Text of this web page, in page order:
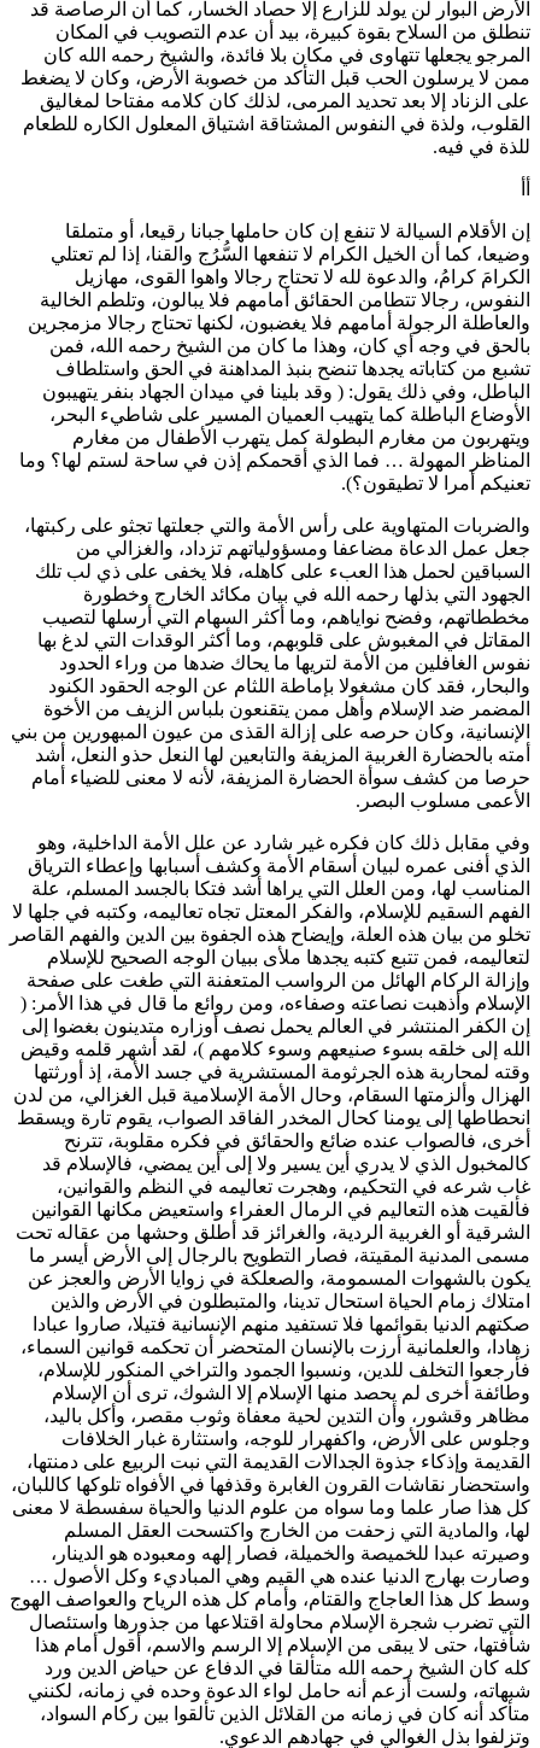
الأرض البوار لن يولد للزارع إلا حصاد الخسار، كما أن الرصاصة قد
تنطلق من السلاح بقوة كبيرة، بيد أن عدم التصويب في المكان
المرجو يجعلها تتهاوى في مكان بلا فائدة، والشيخ رحمه الله كان
ممن لا يرسلون الحب قبل التأكد من خصوبة الأرض، وكان لا يضغط
على الزناد إلا بعد تحديد المرمى، لذلك كان كلامه مفتاحا لمغاليق
القلوب، ولذة في النفوس المشتاقة اشتياق المعلول الكاره للطعام
للذة في فيه.
إن الأقلام السيالة لا تنفع إن كان حاملها جبانا رقيعا، أو متملقا
وضيعا، كما أن الخيل الكرام لا تنفعها السُّرُج والقنا، إذا لم تعتلي
الكرامَ كرامُ، والدعوة لله لا تحتاج رجالا واهوا القوى، مهازيل
النفوس، رجالا تتطامن الحقائق أمامهم فلا يبالون، وتلطم الخالية
والعاطلة الرجولة أمامهم فلا يغضبون، لكنها تحتاج رجالا مزمجرين
بالحق في وجه أي كان، وهذا ما كان من الشيخ رحمه الله، فمن
تشبع من كتاباته يجدها تنضح بنبذ المداهنة في الحق واستلطاف
الباطل، وفي ذلك يقول: ( وقد بلينا في ميدان الجهاد بنفر يتهيبون
الأوضاع الباطلة كما يتهيب العميان المسير على شاطيء البحر،
ويتهربون من مغارم البطولة كمل يتهرب الأطفال من مغارم
المناظر المهولة … فما الذي أقحمكم إذن في ساحة لستم لها؟ وما
تعنيكم أمرا لا تطيقون؟).
والضربات المتهاوية على رأس الأمة والتي جعلتها تجثو على ركبتها،
جعل عمل الدعاة مضاعفا ومسؤولياتهم تزداد، والغزالي من
السباقين لحمل هذا العبء على كاهله، فلا يخفى على ذي لب تلك
الجهود التي بذلها رحمه الله في بيان مكائد الخارج وخطورة
مخططاتهم، وفضح نواياهم، وما أكثر السهام التي أرسلها لتصيب
المقاتل في المغبوش على قلوبهم، وما أكثر الوقدات التي لدغ بها
نفوس الغافلين من الأمة لتريها ما يحاك ضدها من وراء الحدود
والبحار، فقد كان مشغولا بإماطة اللثام عن الوجه الحقود الكنود
المضمر ضد الإسلام وأهل ممن يتقنعون بلباس الزيف من الأخوة
الإنسانية، وكان حرصه على إزالة القذى من عيون المبهورين من بني
أمته بالحضارة الغربية المزيفة والتابعين لها النعل حذو النعل، أشد
حرصا من كشف سوأة الحضارة المزيفة، لأنه لا معنى للضياء أمام
الأعمى مسلوب البصر.
وفي مقابل ذلك كان فكره غير شارد عن علل الأمة الداخلية، وهو
الذي أفنى عمره لبيان أسقام الأمة وكشف أسبابها وإعطاء الترياق
المناسب لها، ومن العلل التي يراها أشد فتكا بالجسد المسلم، علة
الفهم السقيم للإسلام، والفكر المعتل تجاه تعاليمه، وكتبه في جلها لا
تخلو من بيان هذه العلة، وإيضاح هذه الجفوة بين الدين والفهم القاصر
لتعاليمه، فمن تتبع كتبه يجدها ملأى ببيان الوجه الصحيح للإسلام
وإزالة الركام الهائل من الرواسب المتعفنة التي طغت على صفحة
الإسلام وأذهبت نصاعته وصفاءه، ومن روائع ما قال في هذا الأمر: (
إن الكفر المنتشر في العالم يحمل نصف أوزاره متدينون بغضوا إلى
الله إلى خلقه بسوء صنيعهم وسوء كلامهم )، لقد أشهر قلمه وقيض
وقته لمحاربة هذه الجرثومة المستشرية في جسد الأمة، إذ أورثتها
الهزال وألزمتها السقام، وحال الأمة الإسلامية قبل الغزالي، من لدن
انحطاطها إلى يومنا كحال المخدر الفاقد الصواب، يقوم تارة ويسقط
أخرى، فالصواب عنده ضائع والحقائق في فكره مقلوبة، تترنح
كالمخبول الذي لا يدري أين يسير ولا إلى أين يمضي، فالإسلام قد
غاب شرعه في التحكيم، وهجرت تعاليمه في النظم والقوانين،
فألقيت هذه التعاليم في الرمال العفراء واستعيض مكانها القوانين
الشرقية أو الغربية الردية، والغرائز قد أطلق وحشها من عقاله تحت
مسمى المدنية المقيتة، فصار التطويح بالرجال إلى الأرض أيسر ما
يكون بالشهوات المسمومة، والصعلكة في زوايا الأرض والعجز عن
امتلاك زمام الحياة استحال تدينا، والمتبطلون في الأرض والذين
صكتهم الدنيا بقوائمها فلا تستفيد منهم الإنسانية فتيلا، صاروا عبادا
زهادا، والعلمانية أرزت بالإنسان المتحضر أن تحكمه قوانين السماء،
فأرجعوا التخلف للدين، ونسبوا الجمود والتراخي المنكور للإسلام،
وطائفة أخرى لم يحصد منها الإسلام إلا الشوك، ترى أن الإسلام
مظاهر وقشور، وأن التدين لحية معفاة وثوب مقصر، وأكل باليد،
وجلوس على الأرض، واكفهرار للوجه، واستثارة غبار الخلافات
القديمة وإذكاء جذوة الجدالات القديمة التي نبت الربيع على دمنتها،
واستحضار نقاشات القرون الغابرة وقذفها في الأفواه تلوكها كاللبان،
كل هذا صار علما وما سواه من علوم الدنيا والحياة سفسطة لا معنى
لها، والمادية التي زحفت من الخارج واكتسحت العقل المسلم
وصيرته عبدا للخميصة والخميلة، فصار إلهه ومعبوده هو الدينار،
وصارت بهارج الدنيا عنده هي القيم وهي المباديء وكل الأصول …
وسط كل هذا العاجاج والقتام، وأمام كل هذه الرياح والعواصف الهوج
التي تضرب شجرة الإسلام محاولة اقتلاعها من جذورها واستئصال
شأفتها، حتى لا يبقى من الإسلام إلا الرسم والاسم، أقول أمام هذا
كله كان الشيخ رحمه الله متألقا في الدفاع عن حياض الدين ورد
شبهاته، ولست أزعم أنه حامل لواء الدعوة وحده في زمانه، لكنني
متأكد أنه كان في زمانه من القلائل الذين تألقوا بين ركام السواد،
وتزلفوا بذل الغوالي في جهادهم الدعوي.